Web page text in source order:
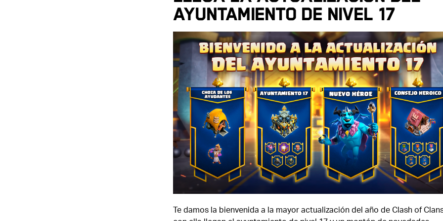
AYUNTAMIENTO DE NIVEL 17
Te damos la bienvenida a la mayor actualización del año de Clash of